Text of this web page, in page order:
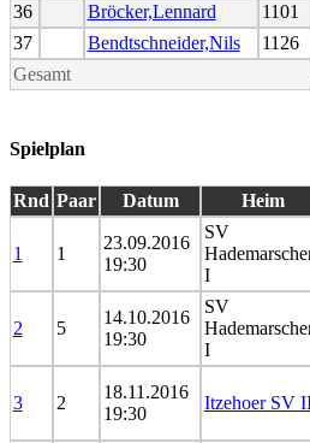
36
Bröcker,Lennard
1101
37
Bendtschneider,Nils
1126
Gesamt
Spielplan
Rnd Paar Datum Heim
1 1
23.09.2016
19:30
SV
I
2 5
14.10.2016
19:30
SV
I
3 2
18.11.2016
19:30
Itzehoer SV